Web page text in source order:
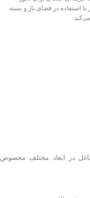
یا استفاده در فضای باز و بسته
در ابعاد مختلف مخصوص